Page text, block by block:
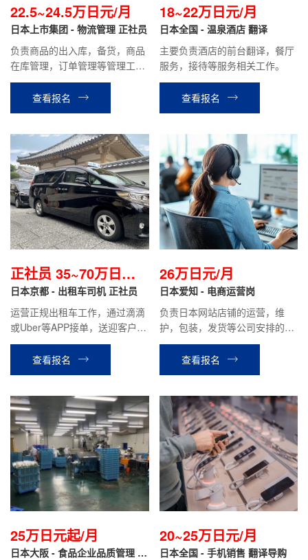
22.5~24.5万日元/月
日本上市集团 - 物流管理 正社员
负责商品的出入库，备货，商品
在库管理，订单管理等管理工
作。 负责物流中心系统的管理，
兼职及留学生，技能实习生等的
人员管理，翻译等 今后有机会转
能力)
查看报名
18~22万日元/月
日本全国 - 温泉酒店 翻译
主要负责酒店的前台翻译，餐厅
服务，接待等服务相关工作。
查看报名
正社员 35~70万日元
左右/月
日本京都 - 出租车司机 正社员
运营正规出租车工作，通过滴滴
或Uber等APP接单，送迎客户等
相关工作。月基本给19万日元，
月综合收入约35~70万日元左右
（根据个人能力）
查看报名
26万日元/月
日本爱知 - 电商运营岗
负责日本网站店铺的运营，维
护，包装，发货等公司安排的其
他工作。
查看报名
25万日元起/月
日本大阪 - 食品企业品质管理 正
20~25万日元/月
日本全国 - 手机销售 翻译导购